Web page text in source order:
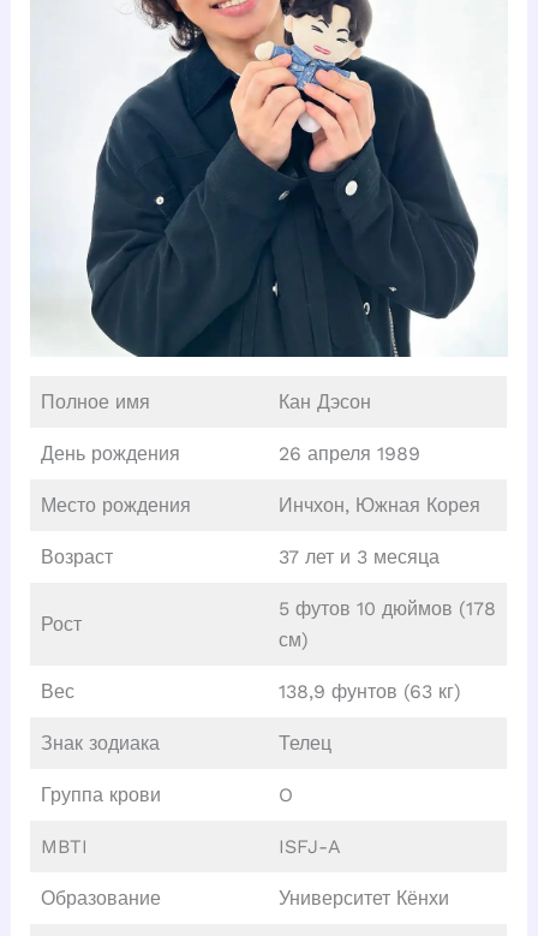
Полное имя Кан Дэсон
День рождения 26 апреля 1989
Место рождения Инчхон, Южная Корея
Возраст 37 лет и 3 месяца
Рост
5 футов 10 дюймов (178
см)
Вес 138,9 фунтов (63 кг)
Знак зодиака Телец
Группа крови O
MBTI ISFJ-A
Образование Университет Кёнхи